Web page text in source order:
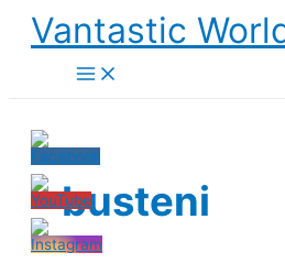
Skip
content
Vantastic
busteni